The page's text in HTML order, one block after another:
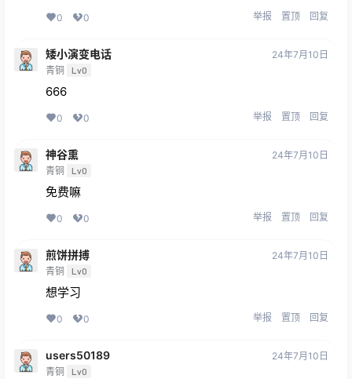
0 0 举报 置顶 回复
矮小演变电话
青铜 Lv0
24年7月10日
666
0 0 举报 置顶 回复
神谷熏
青铜 Lv0
24年7月10日
免费嘛
0 0 举报 置顶 回复
煎饼拼搏
青铜 Lv0
24年7月10日
想学习
0 0 举报 置顶 回复
users50189
青铜 Lv0
24年7月10日